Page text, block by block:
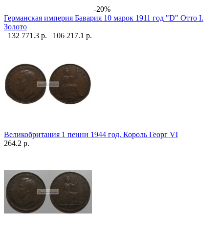
-20%
Германская империя Бавария 10 марок 1911 год "D" Отто I.
Золото
132 771.3 р.
106 217.1 р.
Великобритания 1 пенни 1944 год. Король Георг VI
264.2 р.